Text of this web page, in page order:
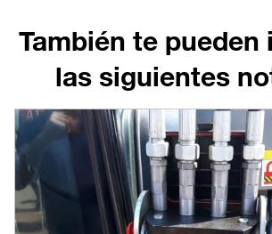
También te pueden
las siguientes